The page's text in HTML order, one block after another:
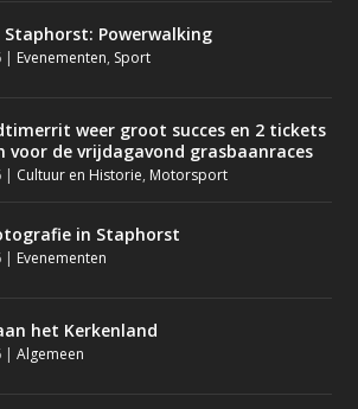
Staphorst: Powerwalking
Evenementen, Sport
weer groot succes en 2 tickets
voor de vrijdagavond grasbaanraces
Cultuur en Historie, Motorsport
in Staphorst
Evenementen
het Kerkenland
|Algemeen